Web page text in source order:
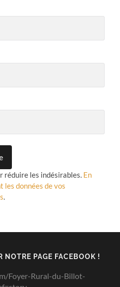
réduire les indésirables. En
les données de vos
.
PAGE FACEBOOK !
Foyer-Rural-du-Billot-